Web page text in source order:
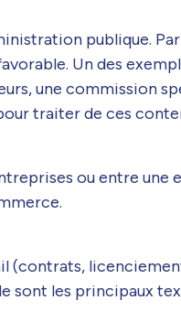
publique.
Un des
une commission
traiter de ces
ou entre une
(contrats,
sont les principaux